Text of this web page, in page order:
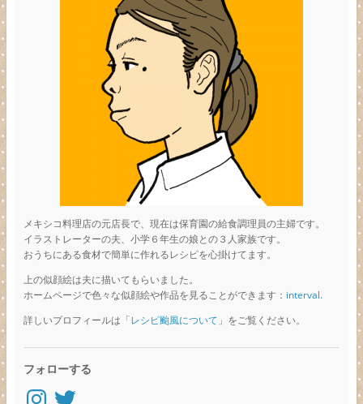
メキシコ料理店の元店長で、現在は保育園の給食調理員の主婦です。
イラストレーターの夫、小学６年生の娘との３人家族です。
おうちにある食材で簡単に作れるレシピを心掛けてます。
上の似顔絵は夫に描いてもらいました。
ホームページで色々な似顔絵や作品を見ることができます： interval.
詳しいプロフィールは「レシピ颱風について 」をご覧ください。
フォローする
Instagram
Twitter